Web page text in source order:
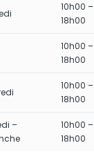
10h00 –
18h00
10h00 –
18h00
10h00 –
18h00
–
10h00 –
18h00